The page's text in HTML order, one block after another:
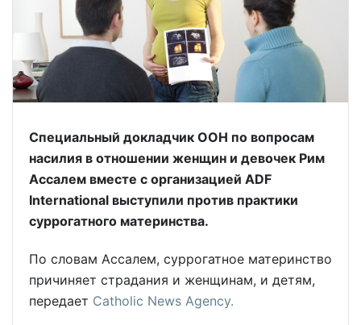
Специальный докладчик ООН по вопросам
насилия в отношении женщин и девочек Рим
Ассалем вместе с организацией ADF
International выступили против практики
суррогатного материнства.
По словам Ассалем, суррогатное материнство
причиняет страдания и женщинам, и детям,
передает Catholic News Agency.